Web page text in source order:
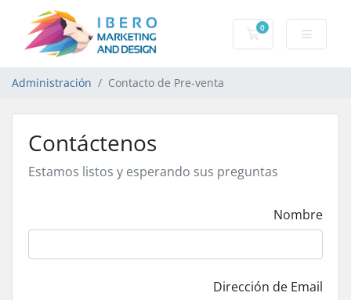
0
Carro de Pedidos
Administración Contacto de Pre-venta
Contáctenos
Estamos listos y esperando sus preguntas
Nombre
Dirección de Email